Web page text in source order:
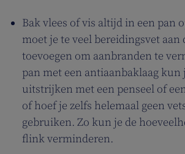
Bak vlees of vis altijd in een pan
moet je te veel bereidingsvet aan
toevoegen om aanbranden te
pan met een antiaanbaklaag kun
uitstrijken met een penseel of
of hoef je zelfs helemaal geen
gebruiken. Zo kun je de
flink verminderen.